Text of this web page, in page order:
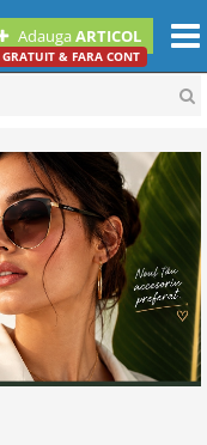
AdaugaARTICOL
GRATUIT & FARA CONT